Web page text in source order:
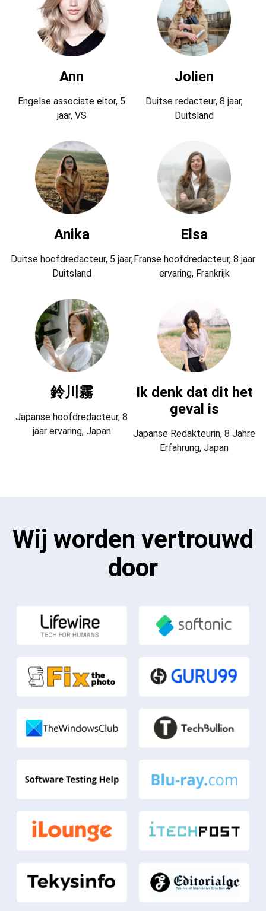
Ann
Engelse associate eitor, 5
jaar, VS
Jolien
Duitse redacteur, 8 jaar,
Duitsland
Anika
Duitse hoofdredacteur, 5 jaar,
Duitsland
Elsa
Franse hoofdredacteur, 8 jaar
ervaring, Frankrijk
鈴川霧
Japanse hoofdredacteur, 8
jaar ervaring, Japan
Ik denk dat dit het
geval is
Japanse Redakteurin, 8 Jahre
Erfahrung, Japan
Wij worden vertrouwd
door